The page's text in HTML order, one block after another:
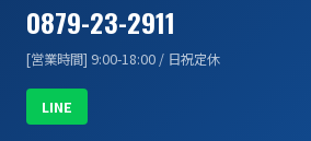
0879-23-2911
[営業時間] 9:00-18:00 / 日祝定休
LINE